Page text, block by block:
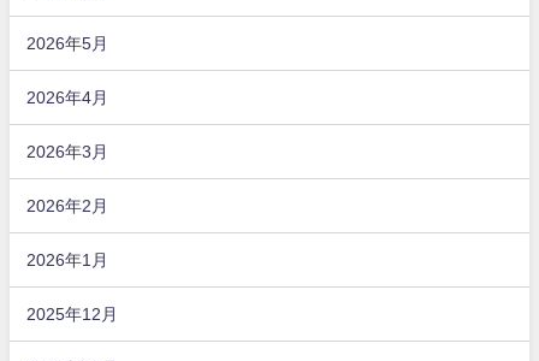
2026年5月
2026年4月
2026年3月
2026年2月
2026年1月
2025年12月